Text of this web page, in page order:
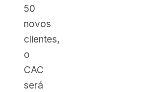
50
novos
clientes,
o
CAC
será